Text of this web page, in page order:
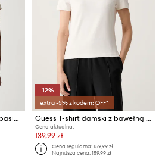
Weekend Max Mara T-shirt basic damski bawełniany z elastanem WKDMULTIJ
-12%
extra -5% z kodem: OFF*
Guess T-shirt damski z bawełną TRACEY
Cena aktualna:
139,99 zł
Cena regularna:159,99 zł
Najniższa cena:159,99 zł